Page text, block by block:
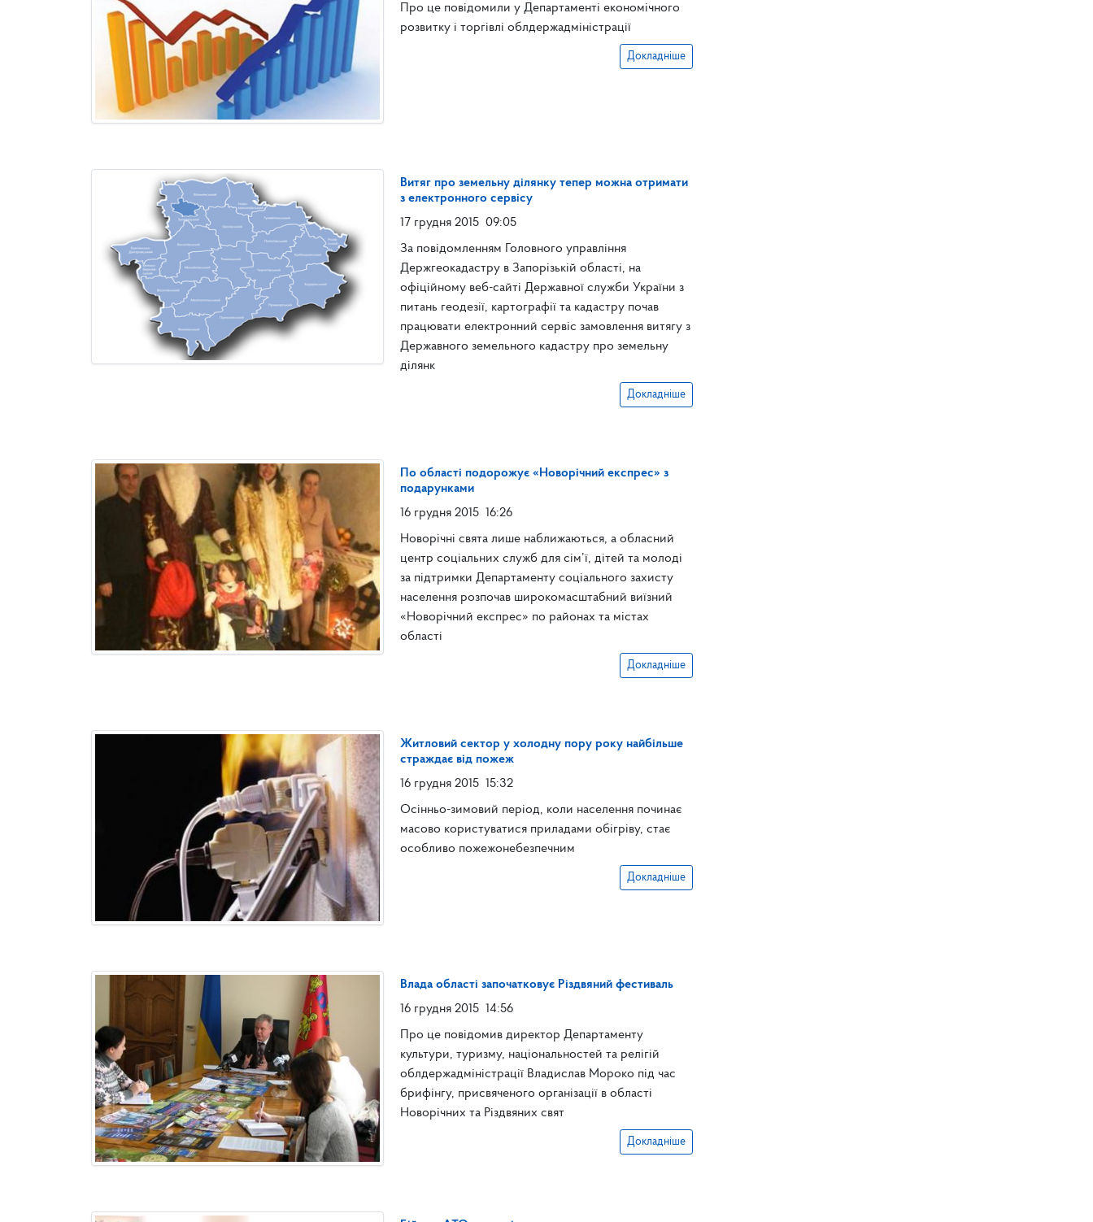
Про це повідомили у Департаменті економічного
розвитку і торгівлі облдержадміністрації
Докладніше
Витяг про земельну ділянку тепер можна отримати
з електронного сервісу
17 грудня 2015 09:05
За повідомленням Головного управління
Держгеокадастру в Запорізькій області, на
офіційному веб-сайті Державної служби України з
питань геодезії, картографії та кадастру почав
працювати електронний сервіс замовлення витягу з
Державного земельного кадастру про земельну
ділянк
Докладніше
По області подорожує «Новорічний експрес» з
подарунками
16 грудня 2015 16:26
Новорічні свята лише наближаються, а обласний
центр соціальних служб для сім’ї, дітей та молоді
за підтримки Департаменту соціального захисту
населення розпочав широкомасштабний виїзний
«Новорічний експрес» по районах та містах
області
Докладніше
Житловий сектор у холодну пору року найбільше
страждає від пожеж
16 грудня 2015 15:32
Осінньо-зимовий період, коли населення починає
масово користуватися приладами обігріву, стає
особливо пожежонебезпечним
Докладніше
Влада області започатковує Різдвяний фестиваль
16 грудня 2015 14:56
Про це повідомив директор Департаменту
культури, туризму, національностей та релігій
облдержадміністрації Владислав Мороко під час
брифінгу, присвяченого організації в області
Новорічних та Різдвяних свят
Докладніше